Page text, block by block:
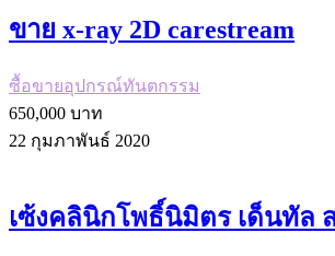
ขาย x-ray 2D carestream
ซื้อขายอุปกรณ์ทันตกรรม
650,000 บาท
22 กุมภาพันธ์ 2020
เซ้งคลินิกโพธิ์นิมิตร เด็นทัล